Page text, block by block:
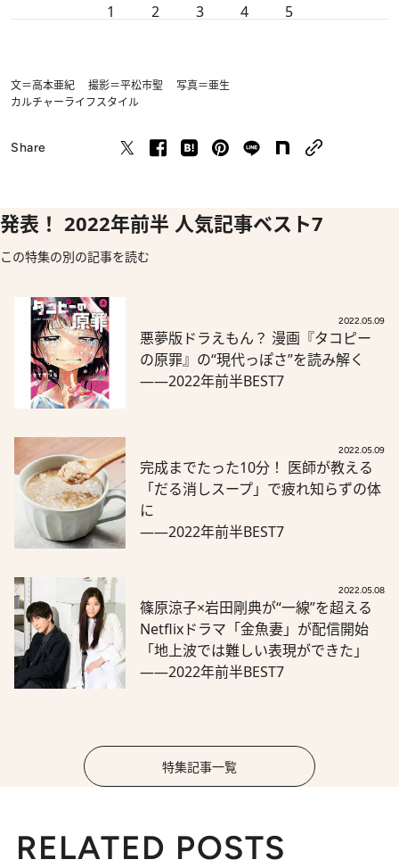
1 2 3 4 5
文＝高本亜紀 撮影＝平松市聖 写真＝亜生
カルチャーライフスタイル
Share
発表！ 2022年前半 人気記事ベスト7
この特集の別の記事を読む
2022.05.09
悪夢版ドラえもん？ 漫画『タコピー
の原罪』の“現代っぽさ”を読み解く
――2022年前半BEST7
2022.05.09
完成までたった10分！ 医師が教える
「だる消しスープ」で疲れ知らずの体
に
――2022年前半BEST7
2022.05.08
篠原涼子×岩田剛典が“一線”を超える
Netflixドラマ「金魚妻」が配信開始
「地上波では難しい表現ができた」
――2022年前半BEST7
特集記事一覧
RELATED POSTS